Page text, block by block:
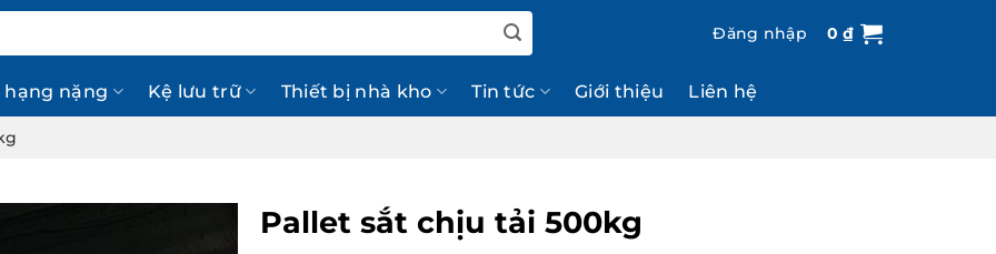
Đăng nhập 0₫
hạng nặng Kệ lưu trữ Thiết bị nhà kho Tin tức Giới thiệu Liên hệ
Pallet sắt chịu tải 500kg